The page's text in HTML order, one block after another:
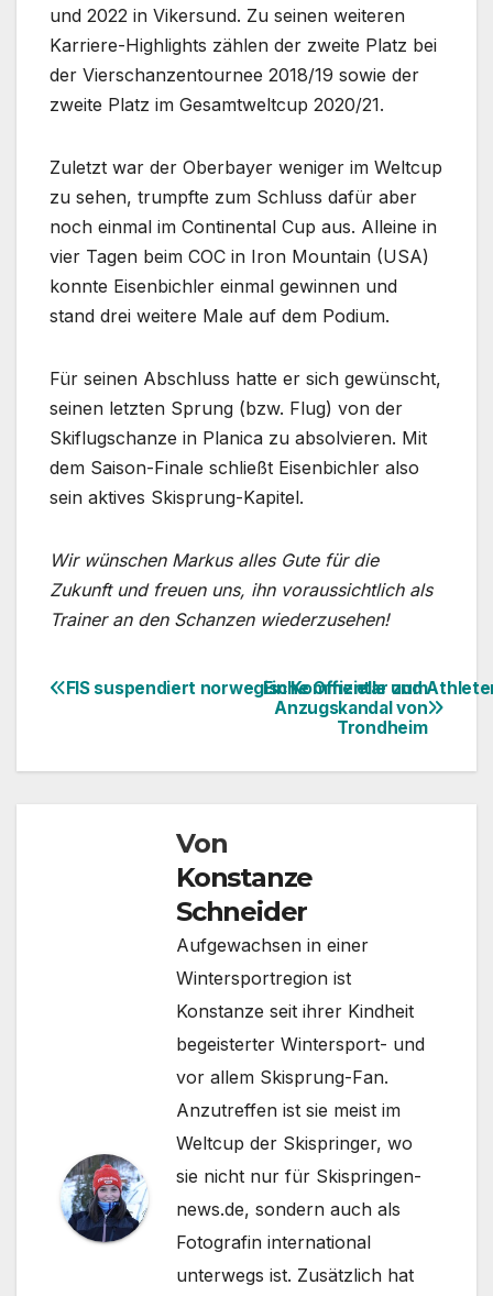
und 2022 in Vikersund. Zu seinen weiteren
Karriere-Highlights zählen der zweite Platz bei
der Vierschanzentournee 2018/19 sowie der
zweite Platz im Gesamtweltcup 2020/21.
Zuletzt war der Oberbayer weniger im Weltcup
zu sehen, trumpfte zum Schluss dafür aber
noch einmal im Continental Cup aus. Alleine in
vier Tagen beim COC in Iron Mountain (USA)
konnte Eisenbichler einmal gewinnen und
stand drei weitere Male auf dem Podium.
Für seinen Abschluss hatte er sich gewünscht,
seinen letzten Sprung (bzw. Flug) von der
Skiflugschanze in Planica zu absolvieren. Mit
dem Saison-Finale schließt Eisenbichler also
sein aktives Skisprung-Kapitel.
Wir wünschen Markus alles Gute für die
Zukunft und freuen uns, ihn voraussichtlich als
Trainer an den Schanzen wiederzusehen!
Beitragsnavigation
Ein Kommentar zum
Anzugskandal von
Trondheim
FIS suspendiert norwegische Offizielle und
Von
Konstanze
Schneider
Aufgewachsen in einer
Wintersportregion ist
Konstanze seit ihrer Kindheit
begeisterter Wintersport- und
vor allem Skisprung-Fan.
Anzutreffen ist sie meist im
Weltcup der Skispringer, wo
sie nicht nur für Skispringen-
news.de, sondern auch als
Fotografin international
unterwegs ist. Zusätzlich hat